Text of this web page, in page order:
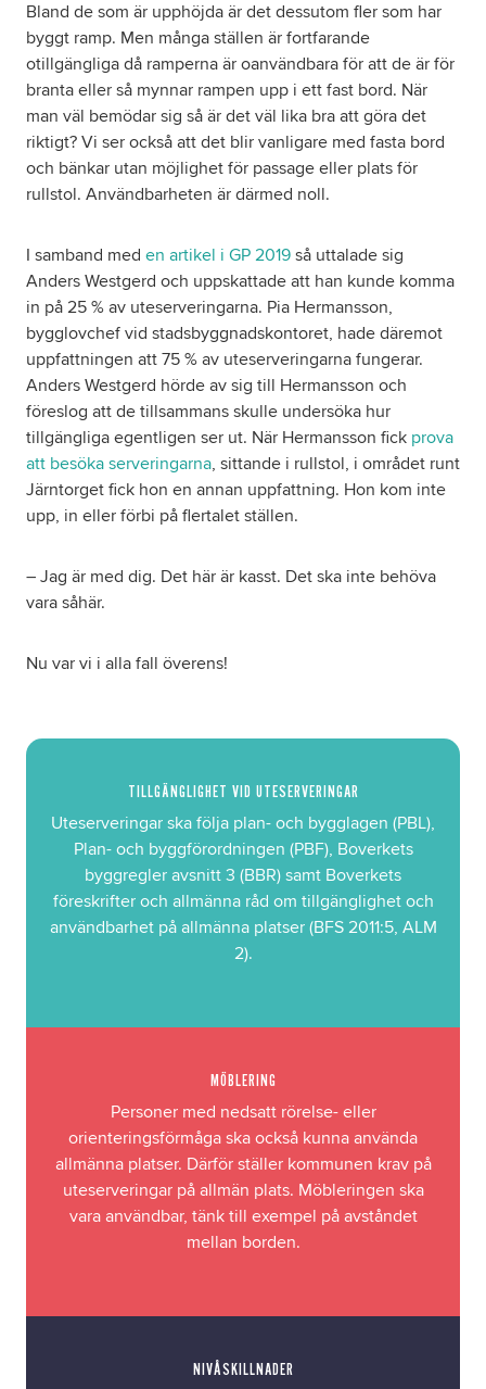
Bland de som är upphöjda är det dessutom fler som har
byggt ramp. Men många ställen är fortfarande
otillgängliga då ramperna är oanvändbara för att de är för
branta eller så mynnar rampen upp i ett fast bord. När
man väl bemödar sig så är det väl lika bra att göra det
riktigt? Vi ser också att det blir vanligare med fasta bord
och bänkar utan möjlighet för passage eller plats för
rullstol. Användbarheten är därmed noll.
I samband med en artikel i GP 2019 så uttalade sig
Anders Westgerd och uppskattade att han kunde komma
in på 25 % av uteserveringarna. Pia Hermansson,
bygglovchef vid stadsbyggnadskontoret, hade däremot
uppfattningen att 75 % av uteserveringarna fungerar.
Anders Westgerd hörde av sig till Hermansson och
föreslog att de tillsammans skulle undersöka hur
tillgängliga egentligen ser ut. När Hermansson fick prova
att besöka serveringarna, sittande i rullstol, i området runt
Järntorget fick hon en annan uppfattning. Hon kom inte
upp, in eller förbi på flertalet ställen.
– Jag är med dig. Det här är kasst. Det ska inte behöva
vara såhär.
Nu var vi i alla fall överens!
TILLGÄNGLIGHET VID UTESERVERINGAR
Uteserveringar ska följa plan- och bygglagen (PBL),
Plan- och byggförordningen (PBF), Boverkets
byggregler avsnitt 3 (BBR) samt Boverkets
föreskrifter och allmänna råd om tillgänglighet och
användbarhet på allmänna platser (BFS 2011:5, ALM
2).
MÖBLERING
Personer med nedsatt rörelse- eller
orienteringsförmåga ska också kunna använda
allmänna platser. Därför ställer kommunen krav på
uteserveringar på allmän plats. Möbleringen ska
vara användbar, tänk till exempel på avståndet
mellan borden.
NIVÅSKILLNADER